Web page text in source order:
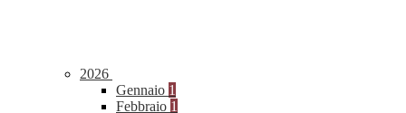
2026
Gennaio 1
Febbraio 1